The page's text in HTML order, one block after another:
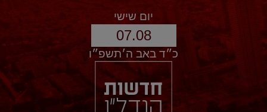
יום שישי
07.08
כ״ד באב ה׳תשפ״ו